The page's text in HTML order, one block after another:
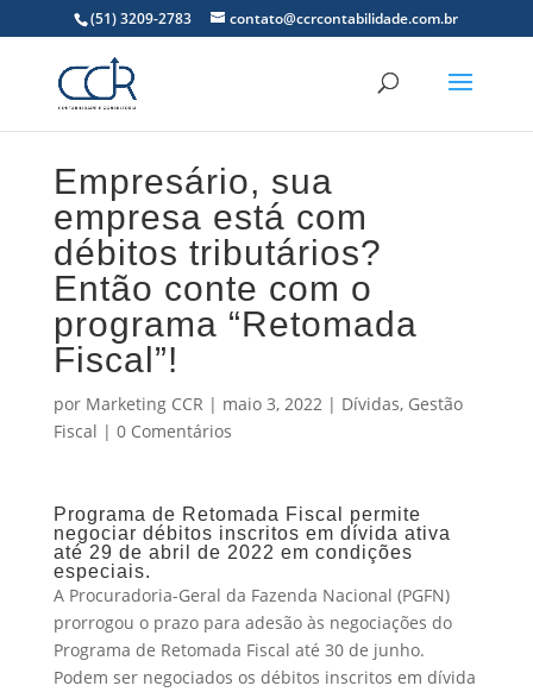
(51) 3209-2783 contato@ccrcontabilidade.com.br
Empresário, sua
empresa está com
débitos tributários?
Então conte com o
programa “Retomada
Fiscal”!
por Marketing CCR | maio 3, 2022| Dívidas, Gestão
Fiscal | 0 Comentários
Programa de Retomada Fiscal permite
negociar débitos inscritos em dívida ativa
até 29 de abril de 2022 em condições
especiais.
A Procuradoria-Geral da Fazenda Nacional (PGFN)
prorrogou o prazo para adesão às negociações do
Programa de Retomada Fiscal até 30 de junho.
Podem ser negociados os débitos inscritos em dívida